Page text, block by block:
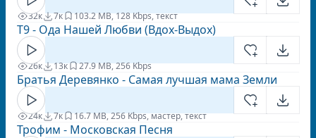
32к 7к 103.2 MB, 128 Kbps, текст
Т9 - Ода Нашей Любви (Вдох-Выдох)
26к 13к 27.9 MB, 256 Kbps
Братья Деревянко - Cамая лучшая мама Земли
24к 7к 16.7 MB, 256 Kbps, мастер, текст
Трофим - Московская Песня